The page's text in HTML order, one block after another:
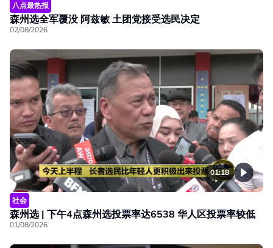
八点最热报
森州选全军覆没 阿兹敏 土团党接受选民决定
02/08/2026
01:18
社会
森州选 | 下午4点森州选投票率达6538 华人区投票率较低
01/08/2026